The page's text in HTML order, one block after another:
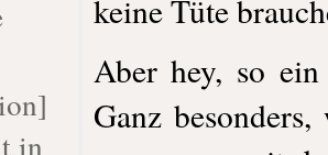
in
keine Tüte
Aber hey, so
Ganz